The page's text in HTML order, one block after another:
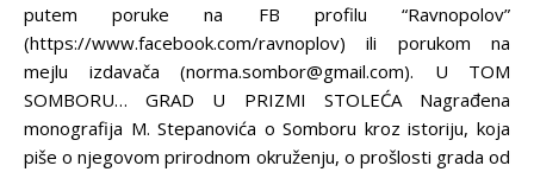
putem poruke na FB profilu “Ravnopolov”
(https://www.facebook.com/ravnoplov) ili porukom na
mejlu izdavača (norma.sombor@gmail.com). U TOM
SOMBORU… GRAD U PRIZMI STOLEĆA Nagrađena
monografija M. Stepanovića o Somboru kroz istoriju, koja
piše o njegovom prirodnom okruženju, o prošlosti grada od